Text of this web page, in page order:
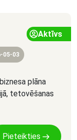
Aktīvs
05-03
plāna
tetovēšanas
Pieteikties